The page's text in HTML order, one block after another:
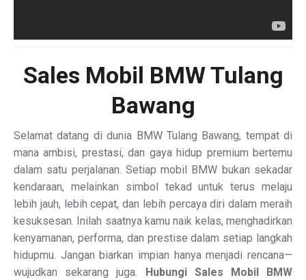
Sales Mobil BMW Tulang
Bawang
Selamat datang di dunia BMW Tulang Bawang, tempat di
mana ambisi, prestasi, dan gaya hidup premium bertemu
dalam satu perjalanan. Setiap mobil BMW bukan sekadar
kendaraan, melainkan simbol tekad untuk terus melaju
lebih jauh, lebih cepat, dan lebih percaya diri dalam meraih
kesuksesan. Inilah saatnya kamu naik kelas, menghadirkan
kenyamanan, performa, dan prestise dalam setiap langkah
hidupmu. Jangan biarkan impian hanya menjadi rencana—
wujudkan sekarang juga.
Hubungi Sales Mobil BMW